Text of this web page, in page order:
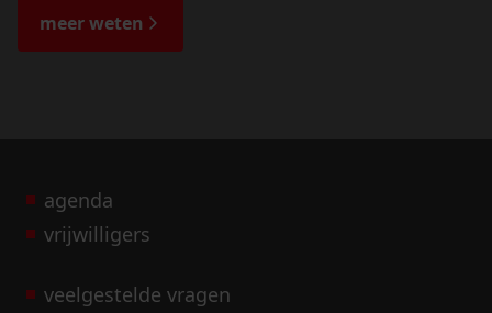
de bijzondere verhalen.
meer weten
agenda
vrijwilligers
veelgestelde vragen